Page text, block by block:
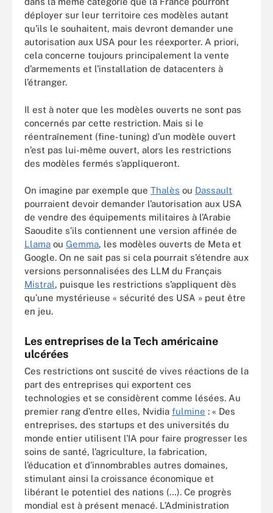
déployer sur leur territoire ces modèles autant
qu’ils le souhaitent, mais devront demander une
autorisation aux USA pour les réexporter. A priori,
cela concerne toujours principalement la vente
d’armements et l’installation de datacenters à
l’étranger.
Il est à noter que les modèles ouverts ne sont pas
concernés par cette restriction. Mais si le
réentraînement (fine-tuning) d’un modèle ouvert
n’est pas lui-même ouvert, alors les restrictions
des modèles fermés s’appliqueront.
On imagine par exemple que Thalès ou Dassault
pourraient devoir demander l’autorisation aux USA
de vendre des équipements militaires à l’Arabie
Saoudite s’ils contiennent une version affinée de
Llama ou Gemma, les modèles ouverts de Meta et
Google. On ne sait pas si cela pourrait s’étendre aux
versions personnalisées des LLM du Français
Mistral, puisque les restrictions s’appliquent dès
qu’une mystérieuse « sécurité des USA » peut être
en jeu.
Les entreprises de la Tech américaine
ulcérées
Ces restrictions ont suscité de vives réactions de la
part des entreprises qui exportent ces
technologies et se considèrent comme lésées. Au
premier rang d’entre elles, Nvidia fulmine : « Des
entreprises, des startups et des universités du
monde entier utilisent l’IA pour faire progresser les
soins de santé, l’agriculture, la fabrication,
l’éducation et d’innombrables autres domaines,
stimulant ainsi la croissance économique et
libérant le potentiel des nations (…). Ce progrès
mondial est à présent menacé. L’Administration